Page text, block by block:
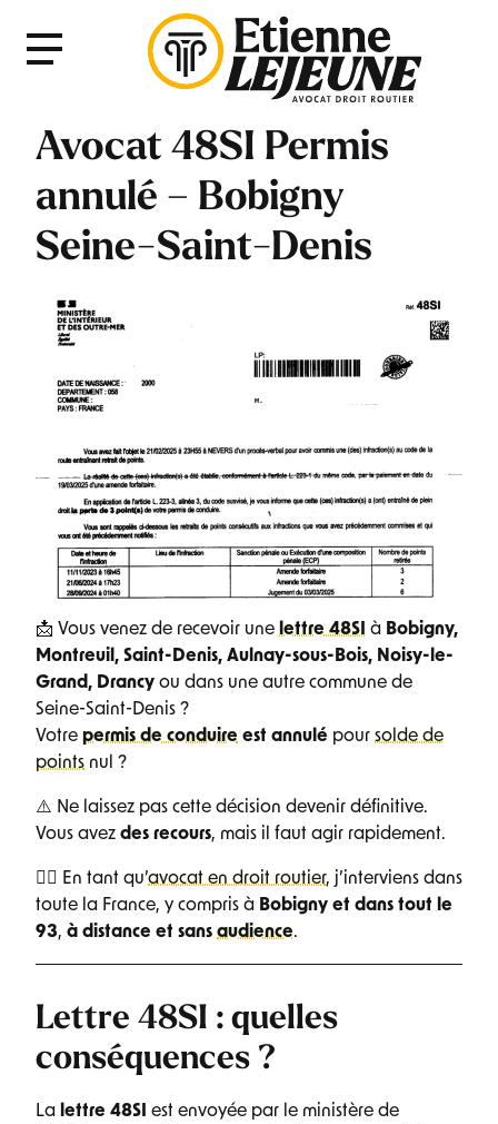
Menu
Avocat 48SI Permis
annulé – Bobigny
Seine-Saint-Denis
📩 Vous venez de recevoir une lettre 48SI à Bobigny,
Montreuil, Saint-Denis, Aulnay-sous-Bois, Noisy-le-
Grand, Drancy ou dans une autre commune de
Seine-Saint-Denis ?
Votre permis de conduire est annulé pour solde de
points nul ?
⚠️ Ne laissez pas cette décision devenir définitive.
Vous avez des recours, mais il faut agir rapidement.
👨‍⚖️ En tant qu’avocat en droit routier, j’interviens dans
toute la France, y compris à Bobigny et dans tout le
93, à distance et sans audience.
Lettre 48SI : quelles
conséquences ?
La lettre 48SI est envoyée par le ministère de
Fermer